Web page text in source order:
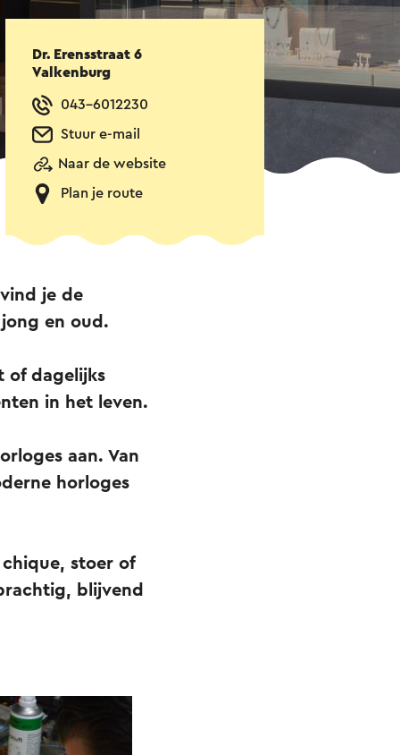
Dr. Erensstraat 6
Valkenburg
043-6012230
Stuur e-mail
Naar de website
Plan je route
je de
en oud.
of dagelijks
in het leven.
aan. Van
horloges
stoer of
blijvend